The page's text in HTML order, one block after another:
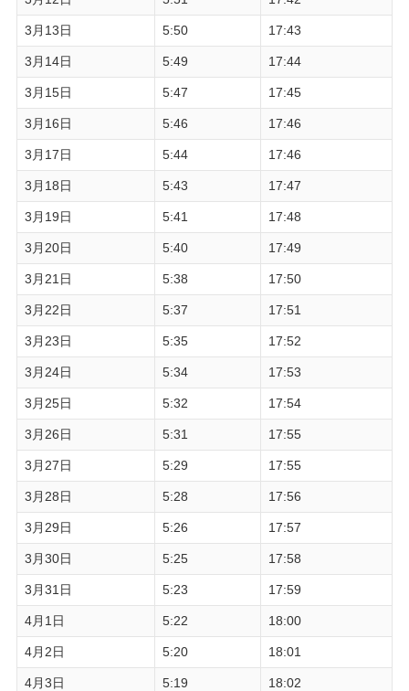
3月13日 5:50 17:43
3月14日 5:49 17:44
3月15日 5:47 17:45
3月16日 5:46 17:46
3月17日 5:44 17:46
3月18日 5:43 17:47
3月19日 5:41 17:48
3月20日 5:40 17:49
3月21日 5:38 17:50
3月22日 5:37 17:51
3月23日 5:35 17:52
3月24日 5:34 17:53
3月25日 5:32 17:54
3月26日 5:31 17:55
3月27日 5:29 17:55
3月28日 5:28 17:56
3月29日 5:26 17:57
3月30日 5:25 17:58
3月31日 5:23 17:59
4月1日 5:22 18:00
4月2日 5:20 18:01
4月3日 5:19 18:02